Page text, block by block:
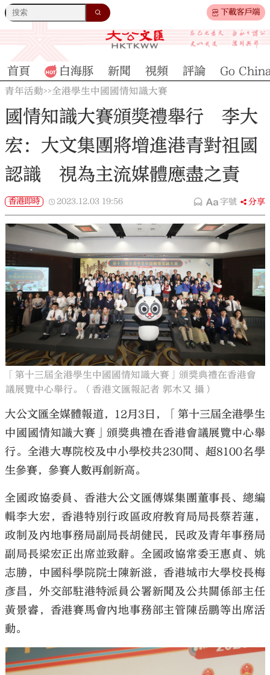
下載客戶端
大公文匯
首頁 白海豚 新聞 視頻 評論 Go
青年活動>>全港學生中國國情知識大賽
國情知識大賽頒獎禮舉行 李大
宏：大文集團將增進港青對祖國
認識 視為主流媒體應盡之責
香港即時 2023.12.03 19:56 字號 分享
「第十三屆全港學生中國國情知識大賽」頒獎典禮在香港會
議展覽中心舉行。（香港文匯報記者 郭木又 攝）
大公文匯全媒體報道，12月3日，「第十三屆全港學生
中國國情知識大賽」頒獎典禮在香港會議展覽中心舉
行。全港大專院校及中小學校共230間、超8100名學
生參賽，參賽人數再創新高。
全國政協委員、香港大公文匯傳媒集團董事長、總編
輯李大宏，香港特別行政區政府教育局局長蔡若蓮，
政制及內地事務局副局長胡健民，民政及青年事務局
副局長梁宏正出席並致辭。全國政協常委王惠貞、姚
志勝，中國科學院院士陳新滋，香港城市大學校長梅
彥昌，外交部駐港特派員公署新聞及公共關係部主任
黃景睿，香港賽馬會內地事務部主管陳岳鵬等出席活
動。